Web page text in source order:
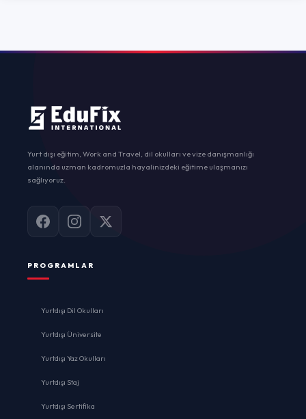
Yurt dışı eğitim, Work and Travel, dil okulları ve vize danışmanlığı
alanında uzman kadromuzla hayalinizdeki eğitime ulaşmanızı
sağlıyoruz.
PROGRAMLAR
Yurtdışı Dil Okulları
Yurtdışı Üniversite
Yurtdışı Yaz Okulları
Yurtdışı Staj
Yurtdışı Sertifika